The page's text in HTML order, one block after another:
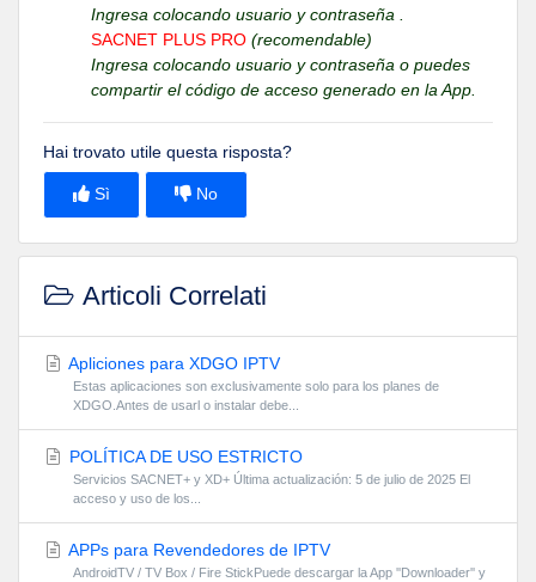
Ingresa colocando usuario y contraseña .
SACNET PLUS PRO (recomendable)
Ingresa colocando usuario y contraseña o puedes
compartir el código de acceso generado en la App.
Hai trovato utile questa risposta?
Sì No
Articoli Correlati
Apliciones para XDGO IPTV
Estas aplicaciones son exclusivamente solo para los planes de
XDGO.Antes de usarl o instalar debe...
POLÍTICA DE USO ESTRICTO
Servicios SACNET+ y XD+ Última actualización: 5 de julio de 2025 El
acceso y uso de los...
APPs para Revendedores de IPTV
AndroidTV / TV Box / Fire StickPuede descargar la App ''Downloader'' y